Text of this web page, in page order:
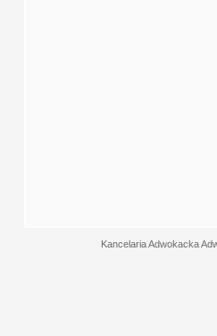
Kancelaria Adwokacka